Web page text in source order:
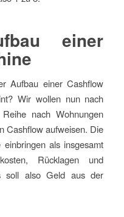
einer
Aufbau einer Cashflow
Wir wollen nun nach
nach Wohnungen
Cashflow aufweisen. Die
als insgesamt
Rücklagen und
soll also Geld aus der